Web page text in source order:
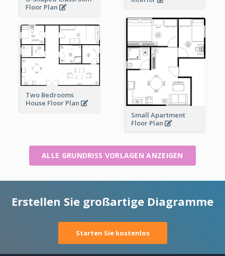
Floor Plan
Small Apartment
Floor Plan
Two Bedrooms
House Floor Plan
ALLE GRUNDRISS VORLAGEN ANZEIGEN
Erstellen Sie großartige Diagramme
Starten Sie kostenlos